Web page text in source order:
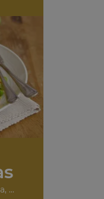
...